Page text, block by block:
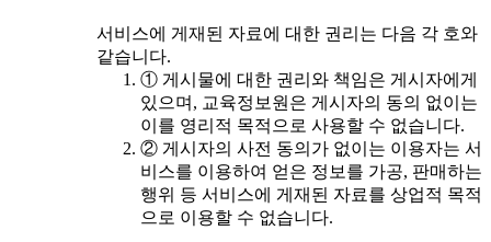
서비스에 게재된 자료에 대한 권리는 다음 각 호와
같습니다.
① 게시물에 대한 권리와 책임은 게시자에게
있으며, 교육정보원은 게시자의 동의 없이는
이를 영리적 목적으로 사용할 수 없습니다.
② 게시자의 사전 동의가 없이는 이용자는 서
비스를 이용하여 얻은 정보를 가공, 판매하는
행위 등 서비스에 게재된 자료를 상업적 목적
으로 이용할 수 없습니다.